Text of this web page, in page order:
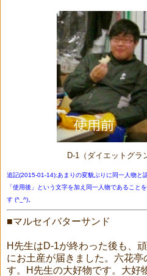
D-1（ダイエットグラ
追記(2015-01-14):あまりの変貌ぶりに同一人物と
「使用後」という文字を加え同一人物であること
す (^_^)。
■マルセイバターサンド
H先生はD-1が終わった後も、
にお土産が届きました。六花
す。H先生の大好物です。大好